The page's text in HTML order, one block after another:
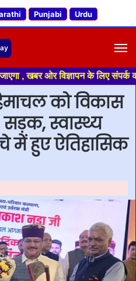
Punjabi Urdu
के लिए संपर्क करे +91
को विकास
सड़क, स्वास्थ्य
में हुए ऐतिहासिक